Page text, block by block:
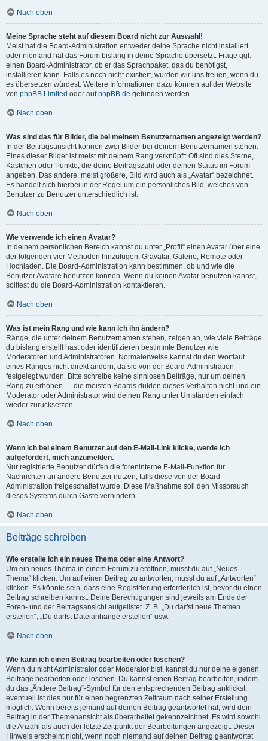
Nach oben
Meine Sprache steht auf diesem Board nicht zur Auswahl!
Meist hat die Board-Administration entweder deine Sprache nicht installiert
oder niemand hat das Forum bislang in deine Sprache übersetzt. Frage ggf.
einen Board-Administrator, ob er das Sprachpaket, das du benötigst,
installieren kann. Falls es noch nicht existiert, würden wir uns freuen, wenn du
es übersetzen würdest. Weitere Informationen dazu können auf der Website
von phpBB Limited oder aufphpBB.de gefunden werden.
Nach oben
Was sind das für Bilder, die bei meinem Benutzernamen angezeigt werden?
In der Beitragsansicht können zwei Bilder bei deinem Benutzernamen stehen.
Eines dieser Bilder ist meist mit deinem Rang verknüpft: Oft sind dies Sterne,
Kästchen oder Punkte, die deine Beitragszahl oder deinen Status im Forum
angeben. Das andere, meist größere, Bild wird auch als „Avatar“ bezeichnet.
Es handelt sich hierbei in der Regel um ein persönliches Bild, welches von
Benutzer zu Benutzer unterschiedlich ist.
Nach oben
Wie verwende ich einen Avatar?
In deinem persönlichen Bereich kannst du unter „Profil“ einen Avatar über eine
der folgenden vier Methoden hinzufügen: Gravatar, Galerie, Remote oder
Hochladen. Die Board-Administration kann bestimmen, ob und wie die
Benutzer Avatare benutzen können. Wenn du keinen Avatar benutzen kannst,
solltest du die Board-Administration kontaktieren.
Nach oben
Was ist mein Rang und wie kann ich ihn ändern?
Ränge, die unter deinem Benutzernamen stehen, zeigen an, wie viele Beiträge
du bislang erstellt hast oder identifizieren bestimmte Benutzer wie
Moderatoren und Administratoren. Normalerweise kannst du den Wortlaut
eines Ranges nicht direkt ändern, da sie von der Board-Administration
festgelegt wurden. Bitte schreibe keine sinnlosen Beiträge, nur um deinen
Rang zu erhöhen — die meisten Boards dulden dieses Verhalten nicht und ein
Moderator oder Administrator wird deinen Rang unter Umständen einfach
wieder zurücksetzen.
Nach oben
Wenn ich bei einem Benutzer auf den E-Mail-Link klicke, werde ich
aufgefordert, mich anzumelden.
Nur registrierte Benutzer dürfen die foreninterne E-Mail-Funktion für
Nachrichten an andere Benutzer nutzen, falls diese von der Board-
Administration freigeschaltet wurde. Diese Maßnahme soll den Missbrauch
dieses Systems durch Gäste verhindern.
Nach oben
Beiträge schreiben
Wie erstelle ich ein neues Thema oder eine Antwort?
Um ein neues Thema in einem Forum zu eröffnen, musst du auf „Neues
Thema“ klicken. Um auf einen Beitrag zu antworten, musst du auf „Antworten“
klicken. Es könnte sein, dass eine Registrierung erforderlich ist, bevor du einen
Beitrag schreiben kannst. Deine Berechtigungen sind jeweils am Ende der
Foren- und der Beitragsansicht aufgelistet. Z. B. „Du darfst neue Themen
erstellen“, „Du darfst Dateianhänge erstellen“ usw.
Nach oben
Wie kann ich einen Beitrag bearbeiten oder löschen?
Wenn du nicht Administrator oder Moderator bist, kannst du nur deine eigenen
Beiträge bearbeiten oder löschen. Du kannst einen Beitrag bearbeiten, indem
du das „Ändere Beitrag“-Symbol für den entsprechenden Beitrag anklickst;
eventuell ist dies nur für einen begrenzten Zeitraum nach seiner Erstellung
möglich. Wenn bereits jemand auf deinen Beitrag geantwortet hat, wird dein
Beitrag in der Themenansicht als überarbeitet gekennzeichnet. Es wird sowohl
die Anzahl als auch der letzte Zeitpunkt der Bearbeitungen angezeigt. Dieser
Hinweis erscheint nicht, wenn noch niemand auf deinen Beitrag geantwortet